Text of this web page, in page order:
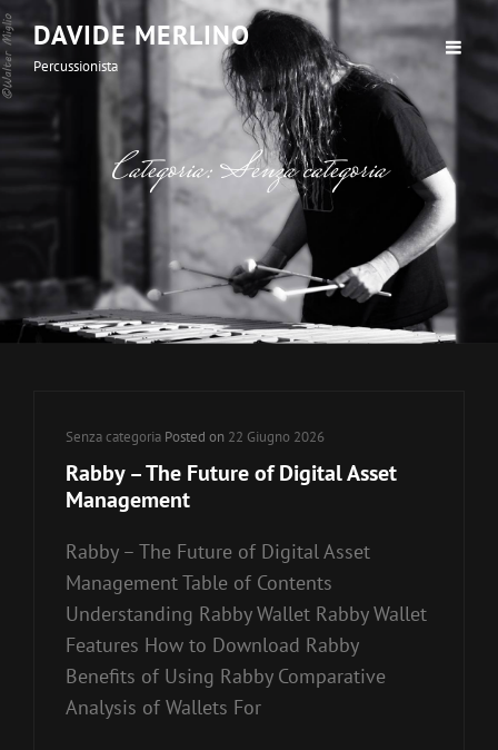
DAVIDE MERLINO
Percussionista
Categoria:Senza categoria
Cat
Links
Senza categoria Posted on 22 Giugno 2026
Rabby – The Future of Digital Asset
Management
Rabby – The Future of Digital Asset
Management Table of Contents
Understanding Rabby Wallet Rabby Wallet
Features How to Download Rabby
Benefits of Using Rabby Comparative
Analysis of Wallets For